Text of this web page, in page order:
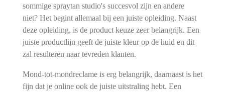
sommige spraytan studio's succesvol zijn en andere
niet? Het begint allemaal bij een juiste opleiding. Naast
deze opleiding, is de product keuze zeer belangrijk. Een
juiste productlijn geeft de juiste kleur op de huid en dit
zal resulteren naar tevreden klanten.
Mond-tot-mondreclame is erg belangrijk, daarnaast is het
fijn dat je online ook de juiste uitstraling hebt. Een